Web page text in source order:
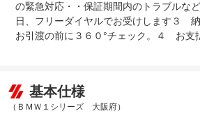
の緊急対応・・保証期間内のトラブルな
日、フリーダイヤルでお受けします３
お引渡の前に３６０°チェック。４ お支
基本仕様
（ＢＭＷ１シリーズ 大阪府）